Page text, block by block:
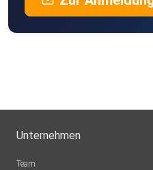
Unternehmen
Team